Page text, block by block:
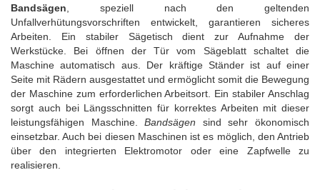
Bandsägen , speziell nach den geltenden
Unfallverhütungsvorschriften entwickelt, garantieren sicheres
Arbeiten. Ein stabiler Sägetisch dient zur Aufnahme der
Werkstücke. Bei öffnen der Tür vom Sägeblatt schaltet die
Maschine automatisch aus. Der kräftige Ständer ist auf einer
Seite mit Rädern ausgestattet und ermöglicht somit die Bewegung
der Maschine zum erforderlichen Arbeitsort. Ein stabiler Anschlag
sorgt auch bei Längsschnitten für korrektes Arbeiten mit dieser
leistungsfähigen Maschine.Bandsägen sind sehr ökonomisch
einsetzbar. Auch bei diesen Maschinen ist es möglich, den Antrieb
über den integrierten Elektromotor oder eine Zapfwelle zu
realisieren.